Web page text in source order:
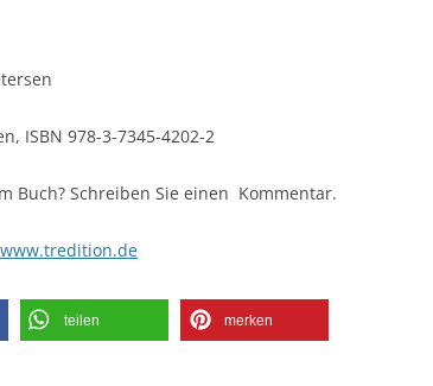
ISBN 978-3-7345-4202-2
Buch? Schreiben Sie einen Kommentar.
www.tredition.de
teilen merken